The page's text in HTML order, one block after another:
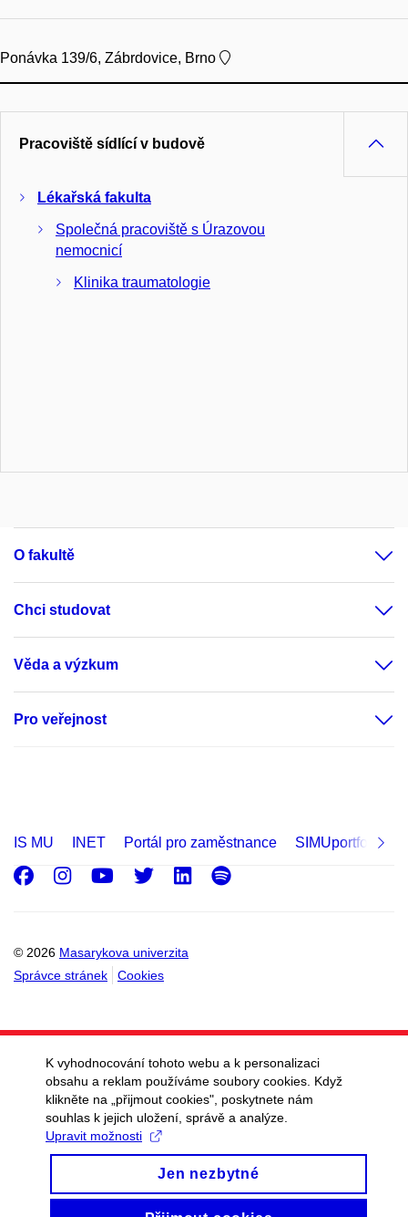
Ponávka 139/6, Zábrdovice, Brno
Pracoviště sídlící v budově
Lékařská fakulta
Společná pracoviště s Úrazovou
nemocnicí
Klinika traumatologie
O fakultě
Chci studovat
Věda a výzkum
Pro veřejnost
IS MU INET Portál pro zaměstnance SIMUportfolio
© 2026 Masarykova univerzita
Správce stránek
Cookies
Facebook
Instagram
Youtube
Twitter
LinkedIn
Spotify
K vyhodnocování tohoto webu a k personalizaci
obsahu a reklam používáme soubory cookies. Když
klikněte na „přijmout cookies", poskytnete nám
souhlas k jejich uložení, správě a analýze.
Upravit možnosti
Jen nezbytné